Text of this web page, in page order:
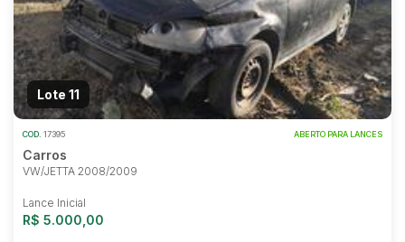
Lote 11
COD. 17395 ABERTO PARA LANCES
Carros
VW/JETTA 2008/2009
Lance Inicial
R$ 5.000,00